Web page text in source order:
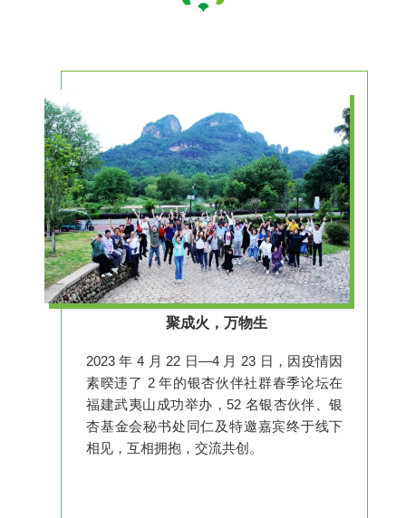
聚成火，万物生
2023 年 4 月 22 日—4 月 23 日，因疫情因
素暌违了 2 年的银杏伙伴社群春季论坛在
福建武夷山成功举办，52 名银杏伙伴、银
杏基金会秘书处同仁及特邀嘉宾终于线下
相见，互相拥抱，交流共创。